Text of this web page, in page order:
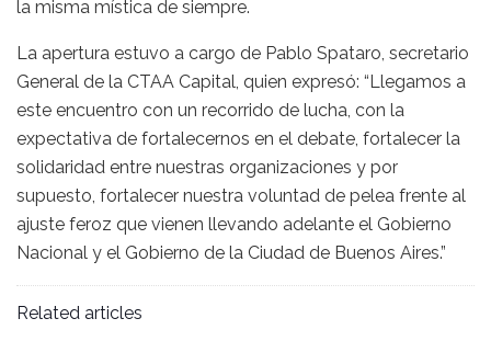
la misma mística de siempre.
La apertura estuvo a cargo de Pablo Spataro, secretario
General de la CTAA Capital, quien expresó: “Llegamos a
este encuentro con un recorrido de lucha, con la
expectativa de fortalecernos en el debate, fortalecer la
solidaridad entre nuestras organizaciones y por
supuesto, fortalecer nuestra voluntad de pelea frente al
ajuste feroz que vienen llevando adelante el Gobierno
Nacional y el Gobierno de la Ciudad de Buenos Aires.”
Related articles